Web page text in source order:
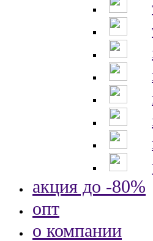
акция до -80%
опт
о компании